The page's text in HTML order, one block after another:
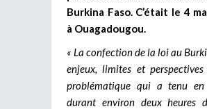
Burkina Faso. C’était le 4
à Ouagadougou.
« La confection de la loi au
enjeux, limites et
problématique qui a tenu en
durant environ deux heures